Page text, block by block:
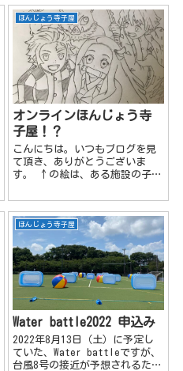
しておくことが重要です。しか
し、「何を準備すればいいのか
分からない」「最低限のものだ
けで...
ほんじょう寺子屋
オンラインほんじょう寺
子屋！？
こんにちは。いつもブログを見
て頂き、ありがとうございま
す。 ↑の絵は、ある施設の子供
書いてみたら思いのほか上手く
かけたので。 中学校の美術の成
績は２だった寺子屋おじさんで
すm(__)m 学生た...
ほんじょう寺子屋
Water battle2022 申込み
2022年8月13日（土）に予定し
ていた、Water battleですが、
台風8号の接近が予想されるた